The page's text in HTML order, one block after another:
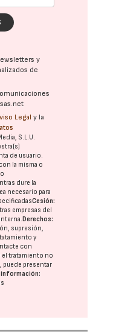
y
de
Legal y la
S.L.U.
de usuario.
la misma o
dure la
necesario para
Cesión:
empresas del
Derechos:
supresión,
y
con
el tratamiento no
puede presentar
información: